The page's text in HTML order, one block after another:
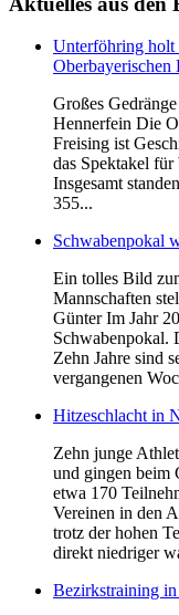
Unterföhring holt
Oberbayerischen
Großes
Hennerfein Die
Freising ist
das Spektakel für
Insgesamt
355...
Schwabenpokal
Ein tolles Bild
Mannschaften
Günter Im Jahr
Schwabenpokal.
Zehn Jahre sind
vergangenen
Hitzeschlacht in
Zehn junge
und gingen beim
etwa 170
Vereinen in den
trotz der hohen
direkt niedriger
Bezirkstraining